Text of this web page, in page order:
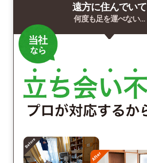
遠方に住んでいて
何度も足を運べない…